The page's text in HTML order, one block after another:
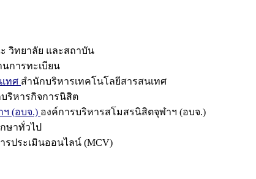
วิทยาลัย และสถาบัน
นการทะเบียน
ทศ สำนักบริหารเทคโนโลยีสารสนเทศ
ริหารกิจการนิสิต
(อบจ.) องค์การบริหารสโมสรนิสิตจุฬาฯ (อบจ.)
ษาทั่วไป
รประเมินออนไลน์ (MCV)